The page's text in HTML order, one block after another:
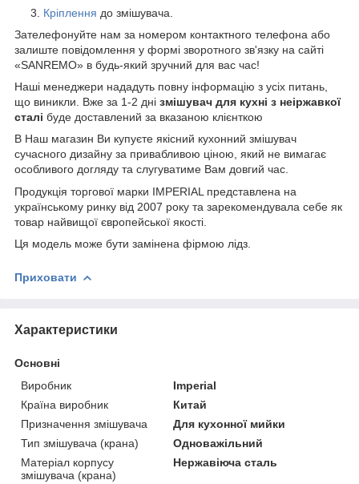
Кріплення до змішувача.
Зателефонуйте нам за номером контактного телефона або
залиште повідомлення у формі зворотного зв'язку на сайті
«SANREMO» в будь-який зручний для вас час!
Наші менеджери нададуть повну інформацію з усіх питань,
що виникли. Вже за 1-2 дні змішувач для кухні з неіржавкої
сталі буде доставлений за вказаною клієнткою
В Наш магазин Ви купуєте якісний кухонний змішувач
сучасного дизайну за привабливою ціною, який не вимагає
особливого догляду та слугуватиме Вам довгий час.
Продукція торгової марки IMPERIAL представлена на
українському ринку від 2007 року та зарекомендувала себе як
товар найвищої європейської якості.
Ця модель може бути замінена фірмою лідз.
Приховати
Характеристики
Основні
Виробник
Imperial
Країна виробник
Китай
Призначення змішувача
Для кухонної мийки
Тип змішувача (крана)
Одноважільний
Матеріал корпусу
змішувача (крана)
Нержавіюча сталь